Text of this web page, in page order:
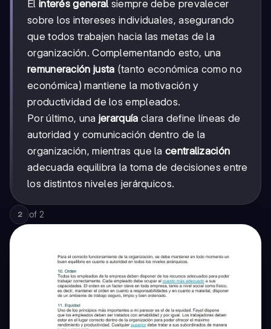
El interés general siempre debe prevalecer
sobre los intereses individuales, asegurando
que todos trabajen hacia las metas de la
organización. Complementando esto, una
remuneración justa (tanto económica como no
económica) mantiene la motivación y
productividad de los empleados.
Por último, una jerarquía clara define líneas de
autoridad y comunicación dentro de la
organización, mientras que lacentralización
adecuada equilibra la toma de decisiones entre
los distintos niveles jerárquicos.
2 of 2